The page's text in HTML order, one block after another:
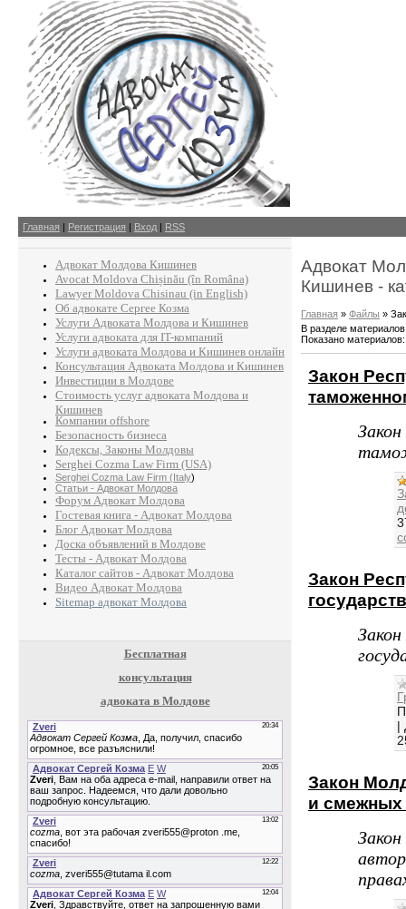
Главная | Регистрация | Вход | RSS
Адвокат Молдова Кишинев
Avocat Moldova Chișinău (în Româna)
Lawyer Moldova Chisinau (in English)
Об адвокате Сергее Козма
Услуги Адвоката Молдова и Кишинев
Услуги адвоката для IT-компаний
Услуги адвоката Молдова и Кишинев онлайн
Консультация Адвоката Молдова и Кишинев
Инвестиции в Молдове
Стоимость услуг адвоката Молдова и
Кишинев
Компании offshore
Безопасность бизнеса
Кодексы, Законы Молдовы
Serghei Cozma Law Firm (USA)
Serghei Cozma Law Firm (Italy)
Статьи - Адвокат Молдова
Форум Адвокат Молдова
Гостевая книга - Адвокат Молдова
Блог Адвокат Молдова
Доска объявлений в Молдове
Тесты - Адвокат Молдова
Каталог сайтов - Адвокат Молдова
Видео Адвокат Молдова
Sitemap адвокат Молдова
Бесплатная
консультация
адвоката в Молдове
Адвокат
Кишинев -
Главная » Файлы »
В разделе материалов
Показано материалов
Закон
Закон
|
Закон
и смежных